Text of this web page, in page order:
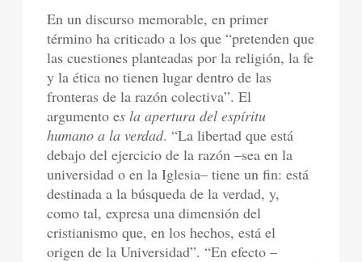
En un discurso memorable, en primer
término ha criticado a los que “pretenden que
las cuestiones planteadas por la religión, la fe
y la ética no tienen lugar dentro de las
fronteras de la razón colectiva”. El
argumento es la apertura del espíritu
humano a la verdad. “La libertad que está
debajo del ejercicio de la razón –sea en la
universidad o en la Iglesia– tiene un fin: está
destinada a la búsqueda de la verdad, y,
como tal, expresa una dimensión del
cristianismo que, en los hechos, está el
origen de la Universidad”. “En efecto –